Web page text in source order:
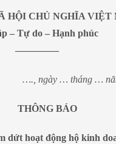
HỘI CHỦ NGHĨA VIỆT
– Tự do – Hạnh phúc
————–
…., ngày … tháng …
THÔNG BÁO
dứt hoạt động hộ kinh